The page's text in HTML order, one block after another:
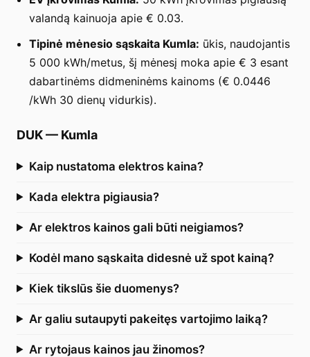
valandą kainuoja apie € 0.03.
Tipinė mėnesio sąskaita Kumla: ūkis, naudojantis
5 000 kWh/metus, šį mėnesį moka apie € 3 esant
dabartinėms didmeninėms kainoms (€ 0.0446
/kWh 30 dienų vidurkis).
DUK— Kumla
Kaip nustatoma elektros kaina?
Kada elektra pigiausia?
Ar elektros kainos gali būti neigiamos?
Kodėl mano sąskaita didesnė už spot kainą?
Kiek tikslūs šie duomenys?
Ar galiu sutaupyti pakeitęs vartojimo laiką?
Ar rytojaus kainos jau žinomos?